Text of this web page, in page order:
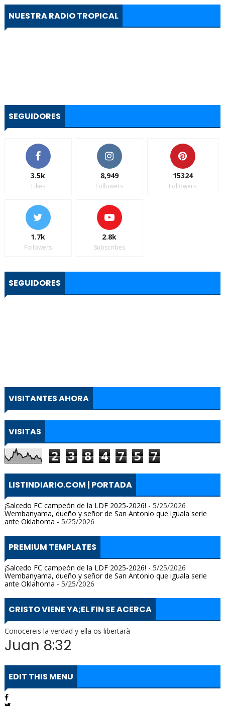
NUESTRA RADIO TROPICAL
SEGUIDORES
3.5k
Likes
8,949
Followers
15324
Followers
1.7k
Followers
2.8k
Subscribes
SEGUIDORES
VISITANTES AHORA
VISITAS
2 3 8 4 7 5 7
LISTINDIARIO.COM | PORTADA
¡Salcedo FC campeón de la LDF 2025-2026! - 5/25/2026
Wembanyama, dueño y señor de San Antonio que iguala serie
ante Oklahoma - 5/25/2026
PREMIUM TEMPLATES
¡Salcedo FC campeón de la LDF 2025-2026! - 5/25/2026
Wembanyama, dueño y señor de San Antonio que iguala serie
ante Oklahoma - 5/25/2026
CRISTO VIENE YA;EL FIN SE ACERCA
Conocereis la verdad y ella os libertarà
Juan 8:32
EDIT THIS MENU